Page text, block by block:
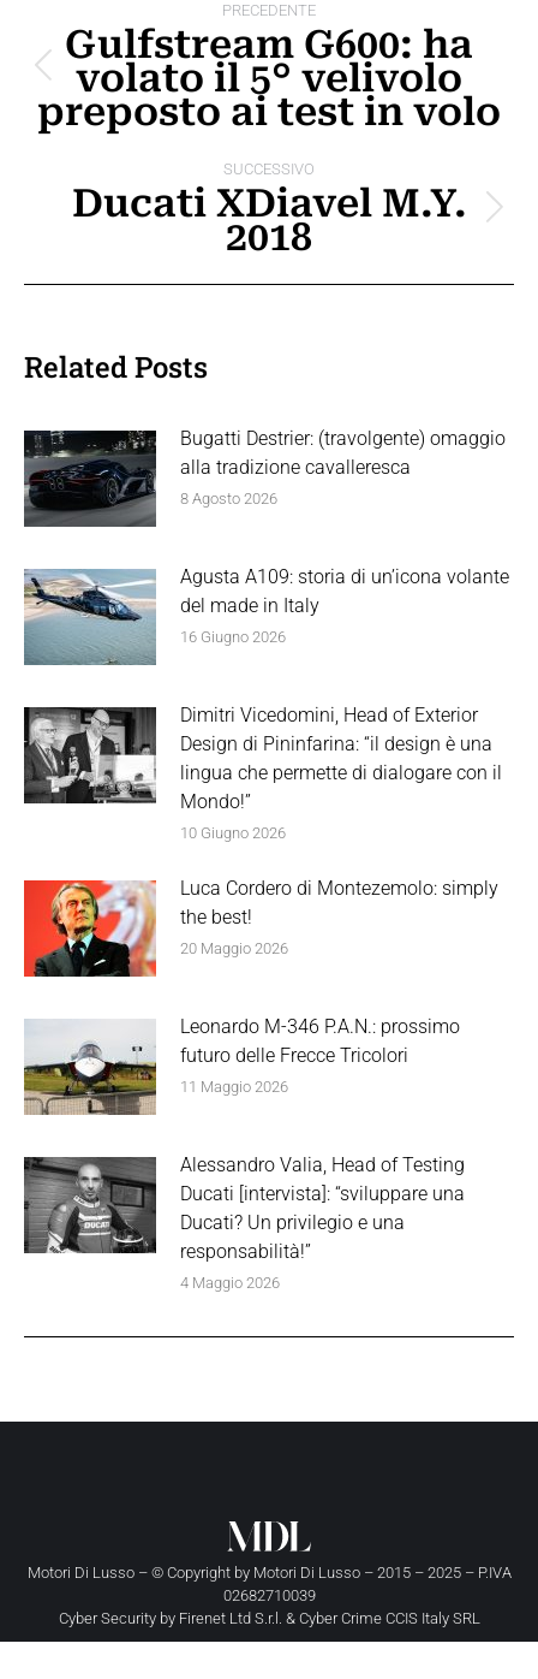
post
PRECEDENTE
Post
precedente:
Gulfstream G600: ha
volato il 5° velivolo
preposto ai test in volo
SUCCESSIVO
Prossimo
post:
Ducati XDiavel M.Y.
2018
Related Posts
Bugatti Destrier: (travolgente) omaggio
alla tradizione cavalleresca
8 Agosto 2026
Agusta A109: storia di un’icona volante
del made in Italy
16 Giugno 2026
Dimitri Vicedomini, Head of Exterior
Design di Pininfarina: “il design è una
lingua che permette di dialogare con il
Mondo!”
10 Giugno 2026
Luca Cordero di Montezemolo: simply
the best!
20 Maggio 2026
Leonardo M-346 P.A.N.: prossimo
futuro delle Frecce Tricolori
11 Maggio 2026
Alessandro Valia, Head of Testing
Ducati [intervista]: “sviluppare una
Ducati? Un privilegio e una
responsabilità!”
4 Maggio 2026
Motori Di Lusso – © Copyright by Motori Di Lusso– 2015 – 2025 – P.IVA
02682710039
Cyber Security by Firenet Ltd S.r.l. & Cyber Crime CCIS Italy SRL